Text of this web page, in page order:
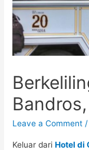
Leave a Comment
Keluar dariHotel di